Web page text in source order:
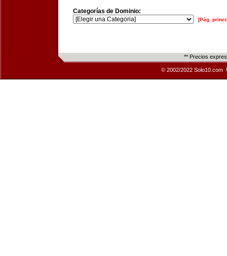
Categorías de Dominio:
[Pág.
** Precios
© 2002/2022 Solo10.com